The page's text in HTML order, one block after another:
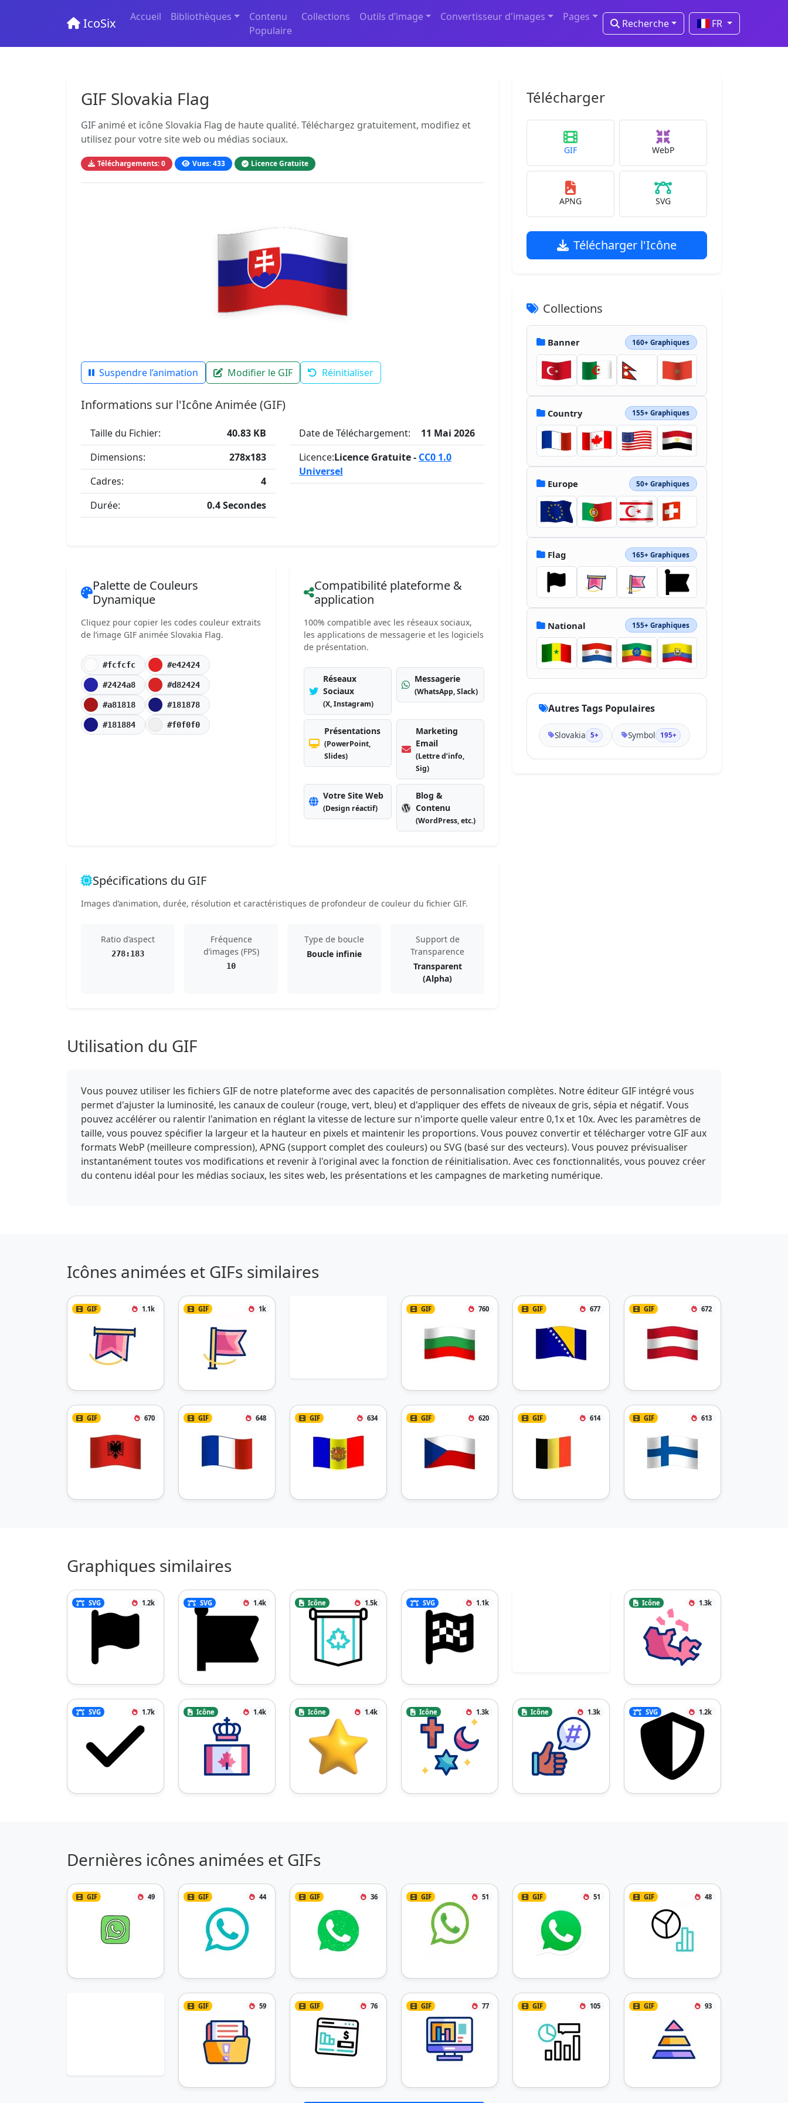
IcoSix Accueil Bibliothèques
Contenu
Populaire
Collections Outils d’image Convertisseur d'images Pages
Recherche FR
GIF Slovakia Flag
GIF animé et icône Slovakia Flag de haute qualité. Téléchargez gratuitement, modifiez et
utilisez pour votre site web ou médias sociaux.
Téléchargements: 0 Vues: 433 Licence Gratuite
Suspendre l’animation Modifier le GIF Réinitialiser
Informations sur l'Icône Animée (GIF)
Taille du Fichier:
40.83 KB
Dimensions:
278x183
Cadres:
4
Durée:
0.4 Secondes
Date de Téléchargement:
11 Mai 2026
Licence:Licence Gratuite - CC0 1.0
Universel
Palette de Couleurs
Dynamique
Cliquez pour copier les codes couleur extraits
de l’image GIF animée Slovakia Flag.
#fcfcfc #e42424
#2424a8 #d82424
#a81818 #181878
#181884 #f0f0f0
Compatibilité plateforme &
application
100% compatible avec les réseaux sociaux,
les applications de messagerie et les logiciels
de présentation.
Réseaux
Sociaux
(X, Instagram)
Messagerie
(WhatsApp, Slack)
Présentations
(PowerPoint,
Slides)
Marketing
Email
(Lettre d’info,
Sig)
Votre Site Web
(Design réactif)
Blog &
Contenu
(WordPress, etc.)
Spécifications du GIF
Images d’animation, durée, résolution et caractéristiques de profondeur de couleur du fichier GIF.
Ratio d’aspect
278:183
Fréquence
d’images (FPS)
10
Type de boucle
Boucle infinie
Support de
Transparence
Transparent
(Alpha)
Télécharger
GIF WebP
APNG SVG
Télécharger l'Icône
Collections
Banner 160+ Graphiques
Country 155+ Graphiques
Europe 50+ Graphiques
Flag 165+ Graphiques
National 155+ Graphiques
Autres Tags Populaires
Slovakia 5+ Symbol 195+
Utilisation du GIF
Vous pouvez utiliser les fichiers GIF de notre plateforme avec des capacités de personnalisation complètes. Notre éditeur GIF intégré vous
permet d'ajuster la luminosité, les canaux de couleur (rouge, vert, bleu) et d'appliquer des effets de niveaux de gris, sépia et négatif. Vous
pouvez accélérer ou ralentir l'animation en réglant la vitesse de lecture sur n'importe quelle valeur entre 0,1x et 10x. Avec les paramètres de
taille, vous pouvez spécifier la largeur et la hauteur en pixels et maintenir les proportions. Vous pouvez convertir et télécharger votre GIF aux
formats WebP (meilleure compression), APNG (support complet des couleurs) ou SVG (basé sur des vecteurs). Vous pouvez prévisualiser
instantanément toutes vos modifications et revenir à l'original avec la fonction de réinitialisation. Avec ces fonctionnalités, vous pouvez créer
du contenu idéal pour les médias sociaux, les sites web, les présentations et les campagnes de marketing numérique.
Icônes animées et GIFs similaires
GIF 1.1k GIF 1k GIF 760 GIF 677 GIF 672
GIF 670 GIF 648 GIF 634 GIF 620 GIF 614 GIF 613
Graphiques similaires
SVG 1.2k SVG 1.4k Icône 1.5k SVG 1.1k Icône 1.3k
SVG 1.7k Icône 1.4k Icône 1.4k Icône 1.3k Icône 1.3k SVG 1.2k
Dernières icônes animées et GIFs
GIF 49 GIF 44 GIF 36 GIF 51 GIF 51 GIF 48
GIF 59 GIF 76 GIF 77 GIF 105 GIF 93